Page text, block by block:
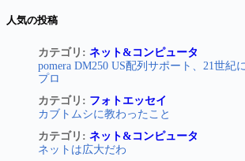
人気の投稿
pomera DM250 US配列サポート、21世紀
プロ
カテゴリ: ネット&コンピュータ
カブトムシに教わったこと
カテゴリ: フォトエッセイ
ネットは広大だわ
カテゴリ: ネット&コンピュータ